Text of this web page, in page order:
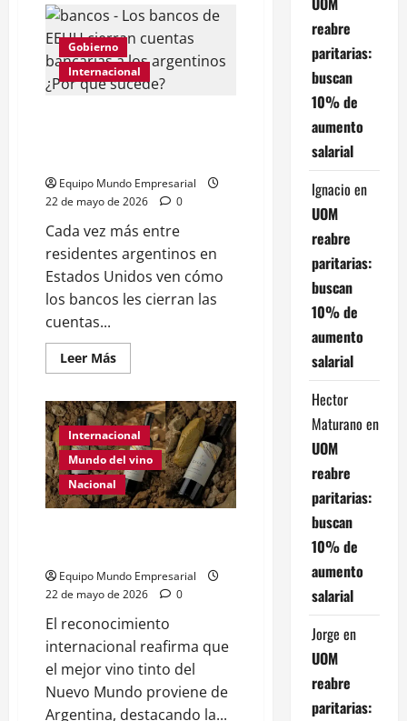
Los
despidos
llegan
hasta
META:
son
8000
Gobierno
Internacional
Equipo Mundo Empresarial
22 de mayo de 2026
0
Cada vez más entre
residentes argentinos en
Estados Unidos ven cómo
los bancos les cierran las
cuentas...
Leer MásLeer
más
Los
bancos
de
EEUU
cierran
cuentas
bancarias
a
los
Internacional
Mundo del vino
Nacional
Equipo Mundo Empresarial
22 de mayo de 2026
0
El reconocimiento
internacional reafirma que
el mejor vino tinto del
Nuevo Mundo proviene de
Argentina, destacando la...
reabre
paritarias:
buscan
10% de
aumento
salarial
Ignacio en
UOM
reabre
paritarias:
buscan
10% de
aumento
salarial
Hector
Maturano en
UOM
reabre
paritarias:
buscan
10% de
aumento
salarial
Jorge en
UOM
reabre
paritarias: